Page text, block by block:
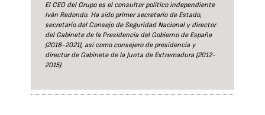
El CEO del Grupo es el consultor político independiente
Iván Redondo. Ha sido primer secretario de Estado,
secretario del Consejo de Seguridad Nacional y director
del Gabinete de la Presidencia del Gobierno de España
(2018-2021), así como consejero de presidencia y
director de Gabinete de la Junta de Extremadura (2012-
2015).